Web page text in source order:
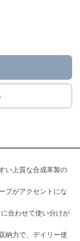
い上質な合成革製の
プがアクセントにな
合わせて使い分けが
納力で、デイリー使